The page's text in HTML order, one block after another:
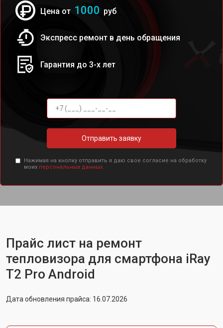
Цена от 1000 руб
Экспресс ремонт в день обращения
Гарантия до 3-х лет
Отправить заявку
Нажимая на кнопку отправить я даю свое согласие на обработку
моих персональных данных.
Прайс лист на ремонт
тепловизора для смартфона iRay
T2 Pro Android
Дата обновления прайса: 16.07.2026